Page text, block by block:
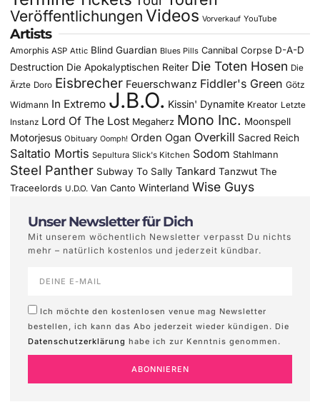
Veröffentlichungen Videos Vorverkauf YouTube
Artists
Amorphis ASP Attic Blind Guardian Blues Pills Cannibal Corpse D-A-D
Destruction Die Apokalyptischen Reiter Die Toten Hosen Die
Ärzte Doro Eisbrecher Feuerschwanz Fiddler's Green Götz
Widmann In Extremo J.B.O. Kissin' Dynamite Kreator Letzte
Instanz Lord Of The Lost Megaherz Mono Inc. Moonspell
Motorjesus Obituary Oomph! Orden Ogan Overkill Sacred Reich
Saltatio Mortis Sepultura Slick's Kitchen Sodom Stahlmann
Steel Panther Subway To Sally Tankard Tanzwut The
Traceelords U.D.O. Van Canto Winterland Wise Guys
Unser Newsletter für Dich
Mit unserem wöchentlich Newsletter verpasst Du nichts
mehr – natürlich kostenlos und jederzeit kündbar.
Ich möchte den kostenlosen venue mag Newsletter
bestellen, ich kann das Abo jederzeit wieder kündigen. Die
Datenschutzerklärung habe ich zur Kenntnis genommen.
ABONNIEREN